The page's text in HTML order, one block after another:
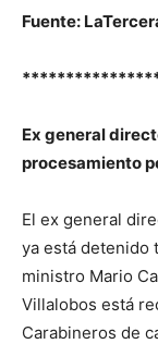
Fuente:
Ex general
procesamiento
El ex general
ya está detenido
ministro Mario
Villalobos está
Carabineros de